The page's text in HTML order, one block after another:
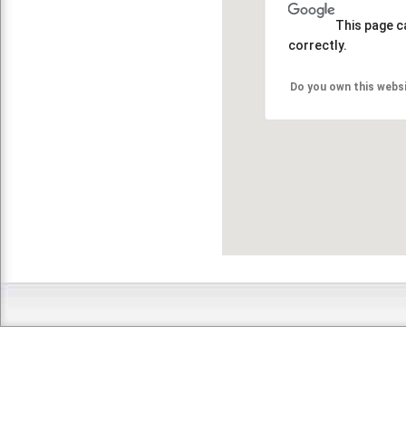
This page
correctly.
Do you own this